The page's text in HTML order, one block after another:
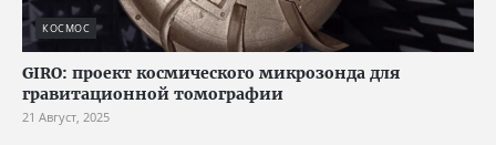
КОСМОС
GIRO: проект космического микрозонда для
гравитационной томографии
21 Август, 2025